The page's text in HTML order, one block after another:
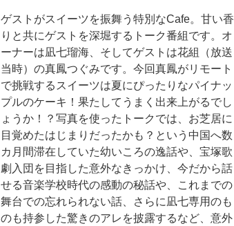
ゲストがスイーツを振舞う特別なCafe。甘い香
りと共にゲストを深堀するトーク番組です。オ
ーナーは凪七瑠海、そしてゲストは花組（放送
当時）の真鳳つぐみです。今回真鳳がリモート
で挑戦するスイーツは夏にぴったりなパイナッ
プルのケーキ！果たしてうまく出来上がるでし
ょうか！？写真を使ったトークでは、お芝居に
目覚めたはじまりだったかも？という中国へ数
カ月間滞在していた幼いころの逸話や、宝塚歌
劇入団を目指した意外なきっかけ、今だから話
せる音楽学校時代の感動の秘話や、これまでの
舞台での忘れられない話、さらに凪七専用のも
のも持参した驚きのアレを披露するなど、意外